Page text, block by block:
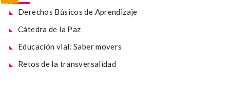
Derechos Básicos de Aprendizaje
Cátedra de la Paz
Educación vial: Saber movers
Retos de la transversalidad